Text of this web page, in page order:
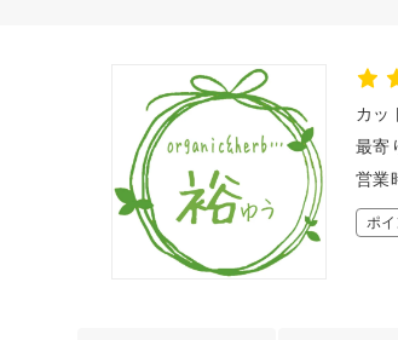
カッ
最寄
営業
ポ